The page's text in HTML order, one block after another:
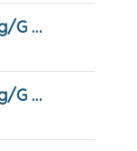
CINFADOL 11,6 Mg/g GEL , 1 Tubo De 60 G
CINFADOL 11,6 Mg/g GEL,1 Tubo De 100 G